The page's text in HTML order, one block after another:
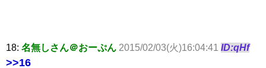
18: 名無しさん＠おーぷん 2015/02/03(火)16:04:41 ID:qHf
>>16